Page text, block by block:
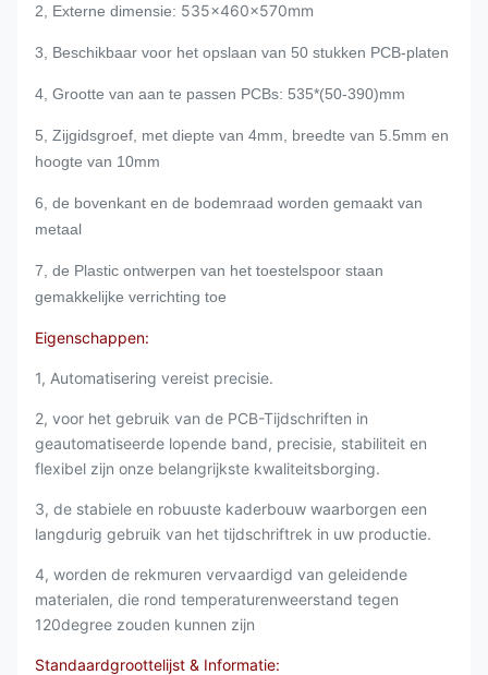
2, Externe dimensie: 535x460x570mm
3, Beschikbaar voor het opslaan van 50 stukken PCB-platen
4, Grootte van aan te passen PCBs: 535*(50-390)mm
5, Zijgidsgroef, met diepte van 4mm, breedte van 5.5mm en
hoogte van 10mm
6, de bovenkant en de bodemraad worden gemaakt van
metaal
7, de Plastic ontwerpen van het toestelspoor staan
gemakkelijke verrichting toe
Eigenschappen:
1, Automatisering vereist precisie.
2, voor het gebruik van de PCB-Tijdschriften in
geautomatiseerde lopende band, precisie, stabiliteit en
flexibel zijn onze belangrijkste kwaliteitsborging.
3, de stabiele en robuuste kaderbouw waarborgen een
langdurig gebruik van het tijdschriftrek in uw productie.
4, worden de rekmuren vervaardigd van geleidende
materialen, die rond temperaturenweerstand tegen
120degree zouden kunnen zijn
Standaardgroottelijst & Informatie: